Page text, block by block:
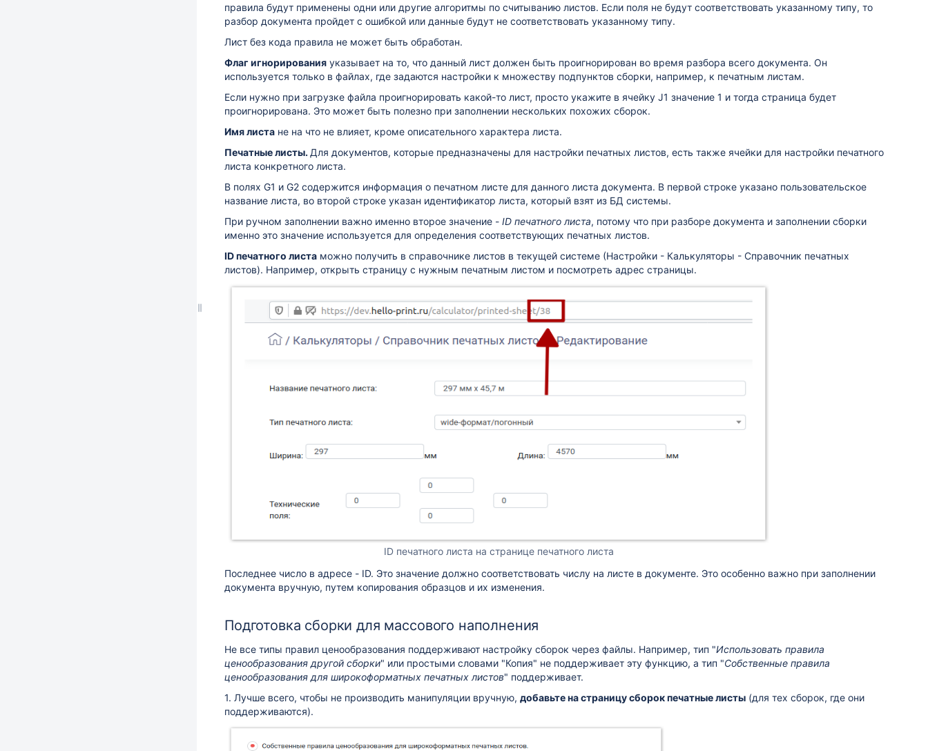
правила будут применены одни или другие алгоритмы по считыванию листов. Если поля не будут соответствовать указанному типу, то
разбор документа пройдет с ошибкой или данные будут не соответствовать указанному типу.
Лист без кода правила не может быть обработан.
Флаг игнорирования указывает на то, что данный лист должен быть проигнорирован во время разбора всего документа. Он
используется только в файлах, где задаются настройки к множеству подпунктов сборки, например, к печатным листам.
Если нужно при загрузке файла проигнорировать какой-то лист, просто укажите в ячейку J1 значение 1 и тогда страница будет
проигнорирована. Это может быть полезно при заполнении нескольких похожих сборок.
Имя листа не на что не влияет, кроме описательного характера листа.
Печатные листы. Для документов, которые предназначены для настройки печатных листов, есть также ячейки для настройки печатного
листа конкретного листа.
В полях G1 и G2 содержится информация о печатном листе для данного листа документа. В первой строке указано пользовательское
название листа, во второй строке указан идентификатор листа, который взят из БД системы.
При ручном заполнении важно именно второе значение - ID печатного листа, потому что при разборе документа и заполнении сборки
именно это значение используется для определения соответствующих печатных листов.
ID печатного листа можно получить в справочнике листов в текущей системе (Настройки - Калькуляторы - Справочник печатных
листов). Например, открыть страницу с нужным печатным листом и посмотреть адрес страницы.
ID печатного листа на странице печатного листа
Последнее число в адресе - ID. Это значение должно соответствовать числу на листе в документе. Это особенно важно при заполнении
документа вручную, путем копирования образцов и их изменения.
Подготовка сборки для массового наполнения
Не все типы правил ценообразования поддерживают настройку сборок через файлы. Например, тип "Использовать правила
ценообразования другой сборки" или простыми словами "Копия" не поддерживает эту функцию, а тип "Собственные правила
ценообразования для широкоформатных печатных листов" поддерживает.
1. Лучше всего, чтобы не производить манипуляции вручную, добавьте на страницу сборок печатные листы (для тех сборок, где они
поддерживаются).